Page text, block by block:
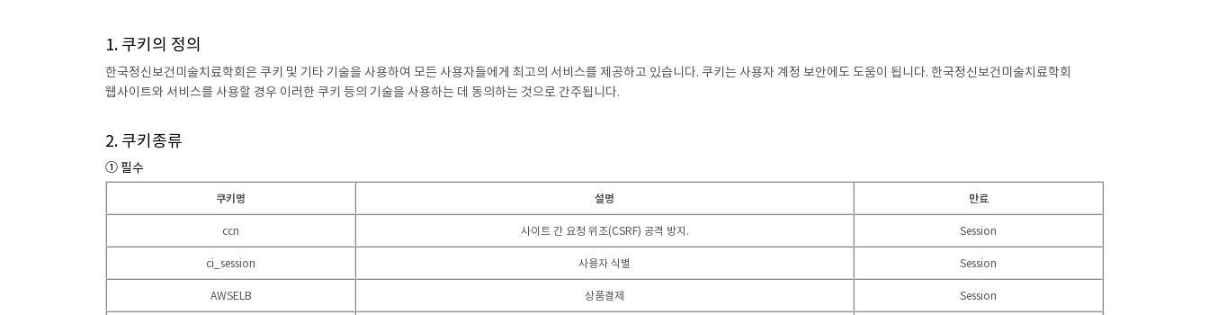
1. 쿠키의 정의
한국정신보건미술치료학회은 쿠키 및 기타 기술을 사용하여 모든 사용자들에게 최고의 서비스를 제공하고 있습니다. 쿠키는 사용자 계정 보안에도 도움이 됩니다. 한국정신보건미술치료학회
웹사이트와 서비스를 사용할 경우 이러한 쿠키 등의 기술을 사용하는 데 동의하는 것으로 간주됩니다.
2. 쿠키종류
① 필수
쿠키명 설명 만료
ccn 사이트 간 요청 위조(CSRF) 공격 방지. Session
ci_session 사용자 식별 Session
AWSELB 상품결제 Session